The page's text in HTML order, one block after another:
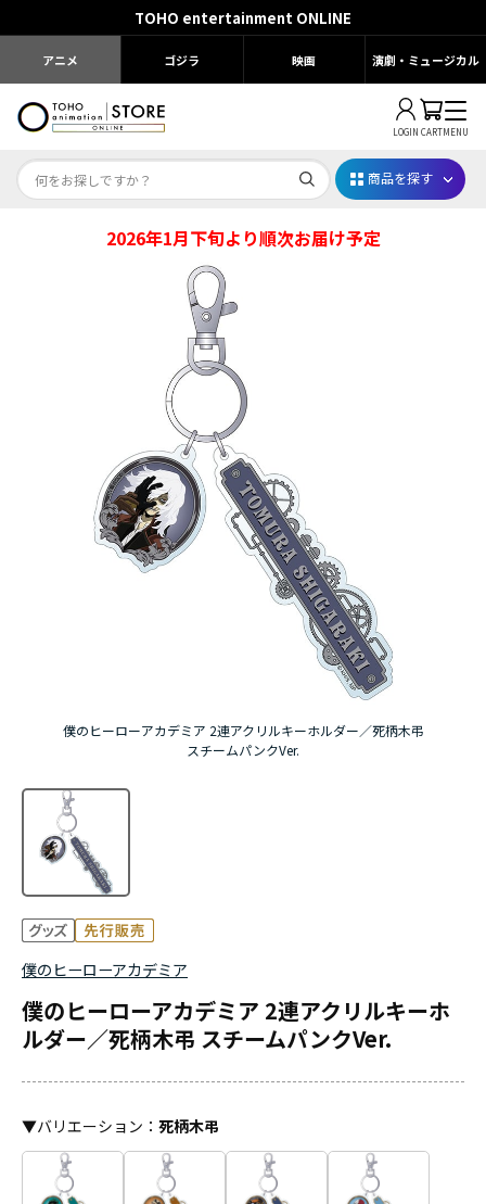
TOHO entertainment ONLINE
アニメ ゴジラ 映画 演劇・ミュージカル
LOGIN CARTMENU
Dr.STONE STONE FES.2026
じゅじゅフェス 2026
薬屋のひとりごと 夏の園遊会2026
アニメ『僕のヒーローアカデミア』10周年
ハイキュー!!ジャージ＆ユニフォーム
『無職転生Ⅲ ～異世界行ったら本気だす～』
『ふつつかな悪女ではございますが ～雛宮蝶鼠と
商品を探す
2026年1月下旬より順次お届け予定
僕のヒーローアカデミア 2連アクリルキーホルダー／死柄木弔
スチームパンクVer.
僕のヒーローアカデミア
僕のヒーローアカデミア 2連アクリルキーホ
ルダー／死柄木弔 スチームパンクVer.
▼バリエーション ： 死柄木弔